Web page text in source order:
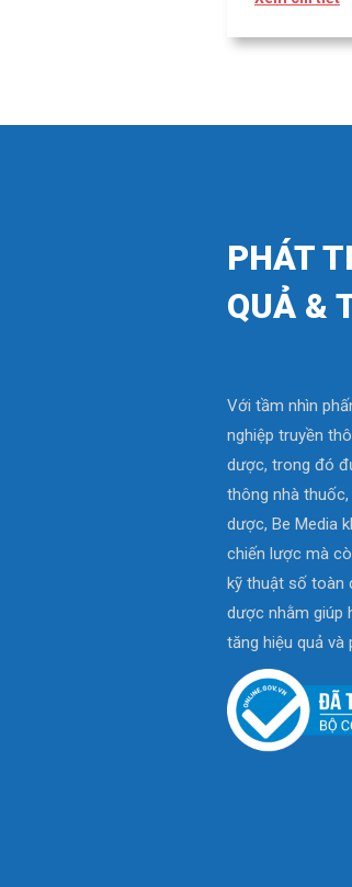
PHÁT
QUẢ &
Với tầm nhìn
nghiệp truyền
dược, trong đó
thông nhà
dược, Be Media
chiến lược mà
kỹ thuật số toàn
dược nhằm giúp
tăng hiệu quả và